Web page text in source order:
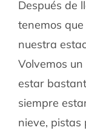
Después de
tenemos
nuestra
Volvemos
estar
siempre
nieve, pistas